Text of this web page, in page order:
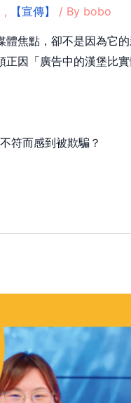
, 【宣傳】 / By bobo
體焦點，卻不是因為它
正因「廣告中的漢堡比
符而感到被欺騙？